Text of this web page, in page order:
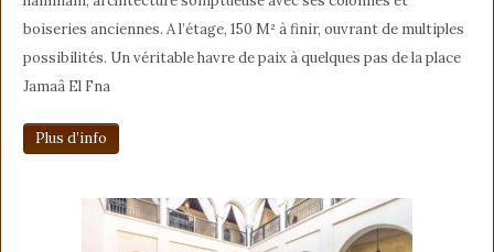
boiseries anciennes. A l’étage, 150 M² à finir, ouvrant de multiples
possibilités. Un véritable havre de paix à quelques pas de la place
Jamaâ El Fna
Plus d’info